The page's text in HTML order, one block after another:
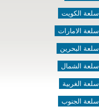
سلعة الكويت
سلعة الامارات
سلعة البحرين
سلعة الشمال
سلعة الغربية
سلعة الجنوب